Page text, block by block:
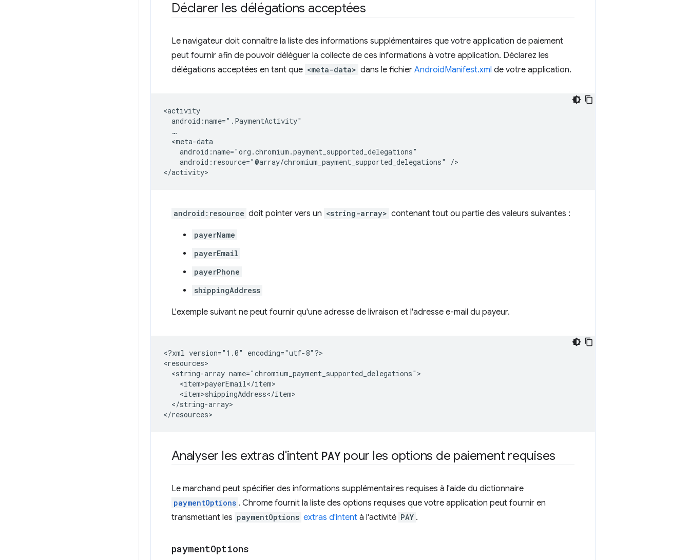
Déclarer les délégations acceptées
Le navigateur doit connaître la liste des informations supplémentaires que votre application de paiement
peut fournir afin de pouvoir déléguer la collecte de ces informations à votre application. Déclarez les
délégations acceptées en tant que <meta-data> dans le fichier AndroidManifest.xml de votre application.
android:resource="@array/chromium_payment_supported_delegations"
/>
android:resource doit pointer vers un <string-array> contenant tout ou partie des valeurs suivantes :
payerName
payerEmail
payerPhone
shippingAddress
L'exemple suivant ne peut fournir qu'une adresse de livraison et l'adresse e-mail du payeur.
<?xml version="1.0"
encoding="utf-8"?>
<string-array
</string-array>
Analyser les extras d'intent PAYpour les options de paiement requises
Le marchand peut spécifier des informations supplémentaires requises à l'aide du dictionnaire
paymentOptions . Chrome fournit la liste des options requises que votre application peut fournir en
transmettant les paymentOptions extras d'intent à l'activité PAY .
paymentOptions